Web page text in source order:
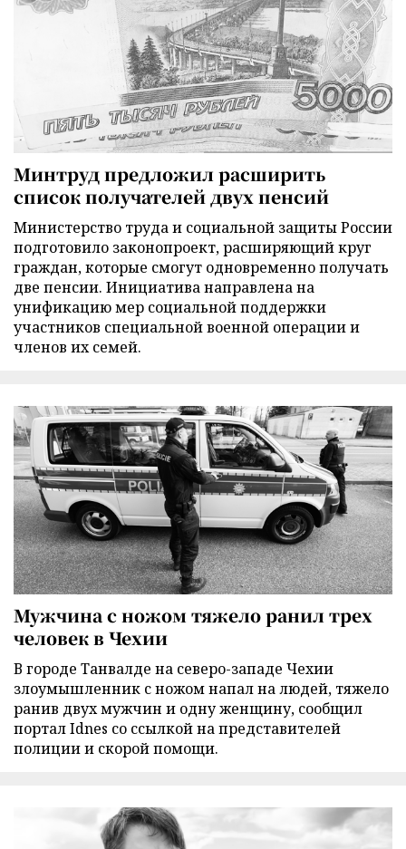
Минтруд предложил расширить
список получателей двух пенсий
Министерство труда и социальной защиты России
подготовило законопроект, расширяющий круг
граждан, которые смогут одновременно получать
две пенсии. Инициатива направлена на
унификацию мер социальной поддержки
участников специальной военной операции и
членов их семей.
Мужчина с ножом тяжело ранил трех
человек в Чехии
В городе Танвалде на северо-западе Чехии
злоумышленник с ножом напал на людей, тяжело
ранив двух мужчин и одну женщину, сообщил
портал Idnes со ссылкой на представителей
полиции и скорой помощи.